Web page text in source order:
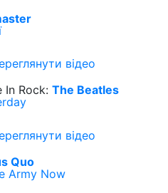
відео
In Rock: The Beatles
відео
Quo
Army Now